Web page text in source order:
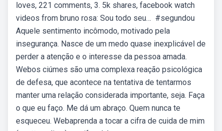
loves, 221 comments, 3. 5k shares, facebook watch
videos from bruno rosa: Sou todo seu… ️ #segundou
Aquele sentimento incômodo, motivado pela
insegurança. Nasce de um medo quase inexplicável de
perder a atenção e o interesse da pessoa amada.
Webos ciúmes são uma complexa reação psicológica
de defesa, que acontece na tentativa de tentarmos
manter uma relação considerada importante, seja. Faça
o que eu faço. Me dá um abraço. Quem nunca te
esqueceu. Webaprenda a tocar a cifra de cuida de mim